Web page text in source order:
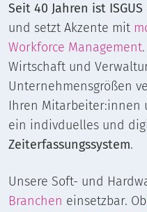
Seit 40 Jahren ist
und setzt Akzente mit
Workforce Management
Wirtschaft und
Unternehmensgrößen
Ihren Mitarbeiter:innen
ein indivduelles und
Zeiterfassungssystem.
Unsere Soft- und
Branchen einsetzbar. Ob